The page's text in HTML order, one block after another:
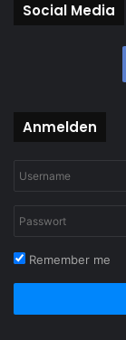
Social Media
Anmelden
Remember me